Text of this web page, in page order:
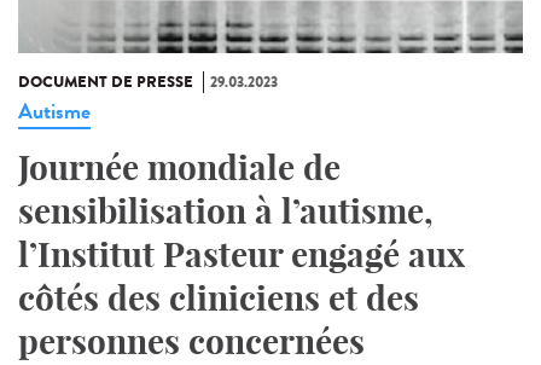
DOCUMENT DE PRESSE 29.03.2023
Autisme
Journée mondiale de
sensibilisation à l’autisme,
l’Institut Pasteur engagé aux
côtés des cliniciens et des
personnes concernées